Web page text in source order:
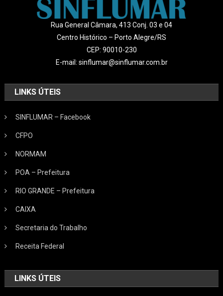
Rua General Câmara, 413 Conj. 03 e 04
Centro Histórico – Porto Alegre/RS
CEP: 90010-230
E-mail: sinflumar@sinflumar.com.br
LINKS ÚTEIS
SINFLUMAR – Facebook
CFPO
NORMAM
POA – Prefeitura
RIO GRANDE – Prefeitura
CAIXA
Secretaria do Trabalho
Receita Federal
LINKS ÚTEIS